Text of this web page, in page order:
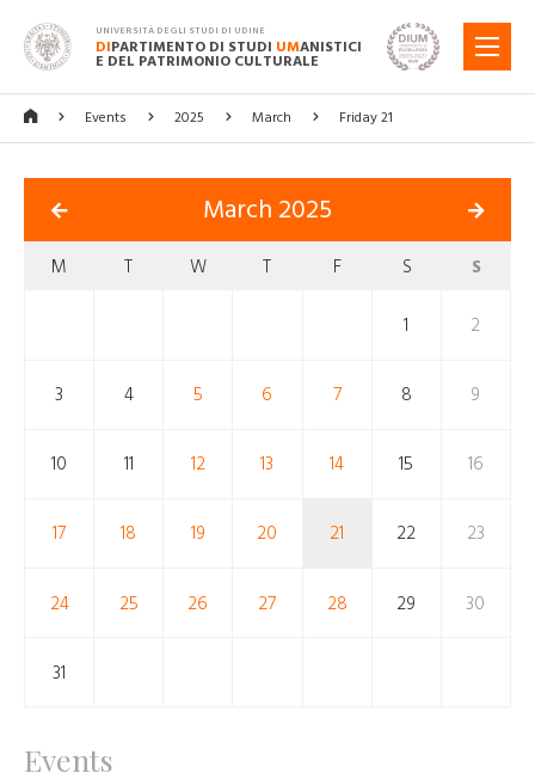
UNIVERSITÀ DEGLI STUDI DI UDINE
DIPARTIMENTO DI STUDI UMANISTICI
E DEL PATRIMONIO CULTURALE
MENU
Events 2025 March Friday 21
March 2025
M T W T F S S
1 2
3 4 5 6 7 8 9
10 11 12 13 14 15 16
17 18 19 20 21 22 23
24 25 26 27 28 29 30
31
Events